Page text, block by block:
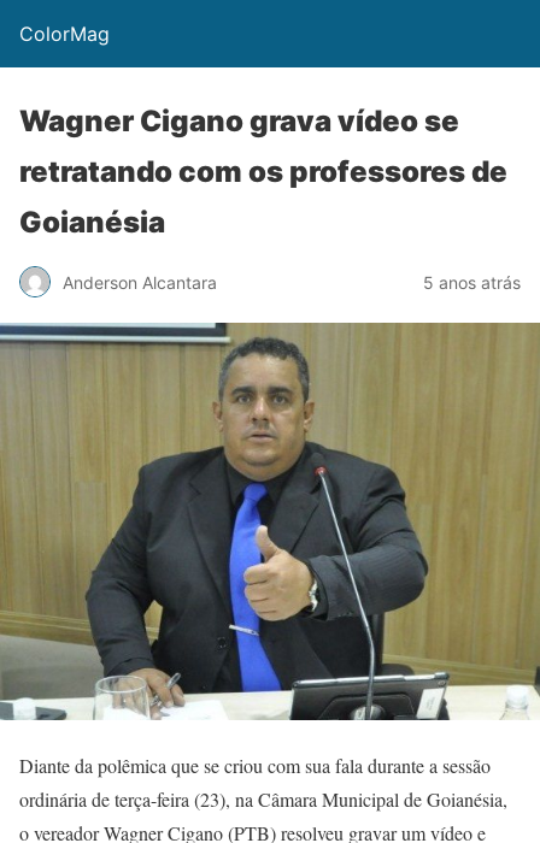
ColorMag
Wagner Cigano grava vídeo se
retratando com os professores de
Goianésia
Anderson Alcantara 5 anos atrás
Diante da polêmica que se criou com sua fala durante a sessão
ordinária de terça-feira (23), na Câmara Municipal de Goianésia,
o vereador Wagner Cigano (PTB) resolveu gravar um vídeo e